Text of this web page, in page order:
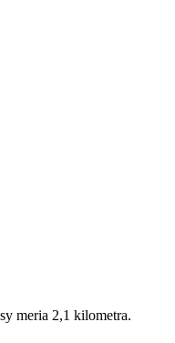
meria 2,1 kilometra.